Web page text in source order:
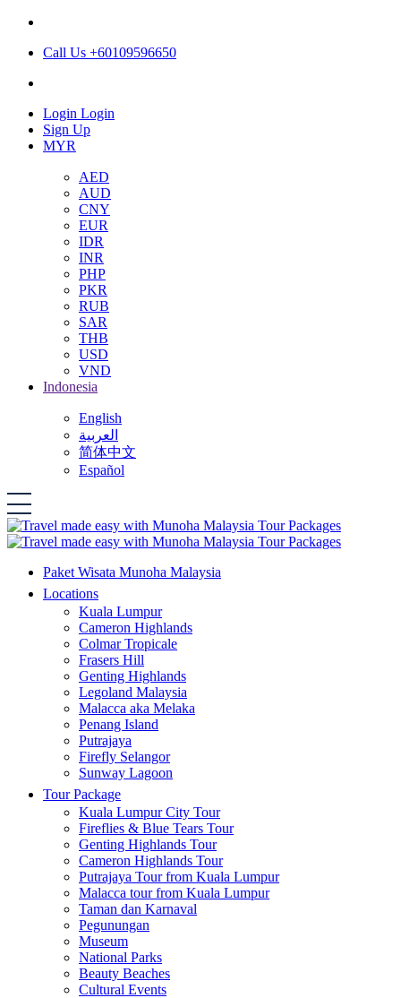
Call Us +60109596650
Login Login
Sign Up
MYR
AED
AUD
CNY
EUR
IDR
INR
PHP
PKR
RUB
SAR
THB
USD
VND
Indonesia
English
العربية
简体中文
Español
Paket Wisata Munoha Malaysia
Locations
Kuala Lumpur
Cameron Highlands
Colmar Tropicale
Frasers Hill
Genting Highlands
Legoland Malaysia
Malacca aka Melaka
Penang Island
Putrajaya
Firefly Selangor
Sunway Lagoon
Tour Package
Kuala Lumpur City Tour
Fireflies & Blue Tears Tour
Genting Highlands Tour
Cameron Highlands Tour
Putrajaya Tour from Kuala Lumpur
Malacca tour from Kuala Lumpur
Taman dan Karnaval
Pegunungan
Museum
National Parks
Beauty Beaches
Cultural Events